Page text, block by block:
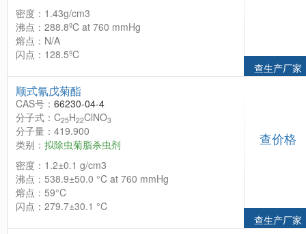
密度：1.43g/cm3
沸点：288.8ºC at 760 mmHg
熔点：N/A
闪点：128.5ºC
查生产厂家
顺式氰戊菊酯
CAS号： 66230-04-4
分子式：C25H22ClNO3
分子量：419.900
类别： 拟除虫菊脂杀虫剂
密度：1.2±0.1 g/cm3
沸点：538.9±50.0 °C at 760 mmHg
熔点：59°C
闪点：279.7±30.1 °C
查价格
查生产厂家